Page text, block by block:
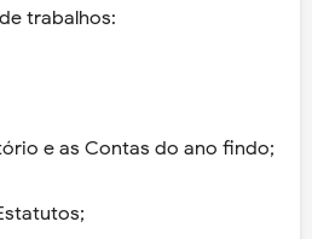
trabalhos:
e as Contas do ano findo;